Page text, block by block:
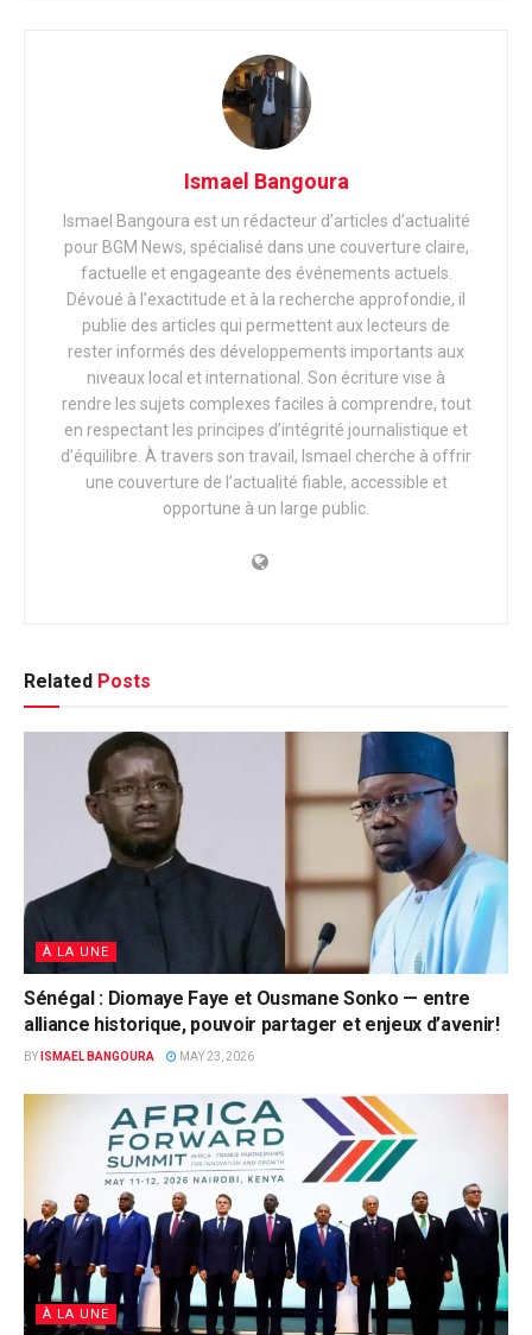
Ismael Bangoura
Ismael Bangoura est un rédacteur d’articles d’actualité
pour BGM News, spécialisé dans une couverture claire,
factuelle et engageante des événements actuels.
Dévoué à l’exactitude et à la recherche approfondie, il
publie des articles qui permettent aux lecteurs de
rester informés des développements importants aux
niveaux local et international. Son écriture vise à
rendre les sujets complexes faciles à comprendre, tout
en respectant les principes d’intégrité journalistique et
d’équilibre. À travers son travail, Ismael cherche à offrir
une couverture de l’actualité fiable, accessible et
opportune à un large public.
Related Posts
À LA UNE
Sénégal : Diomaye Faye et Ousmane Sonko — entre
alliance historique, pouvoir partager et enjeux d’avenir!
BY ISMAEL BANGOURA MAY 23, 2026
À LA UNE